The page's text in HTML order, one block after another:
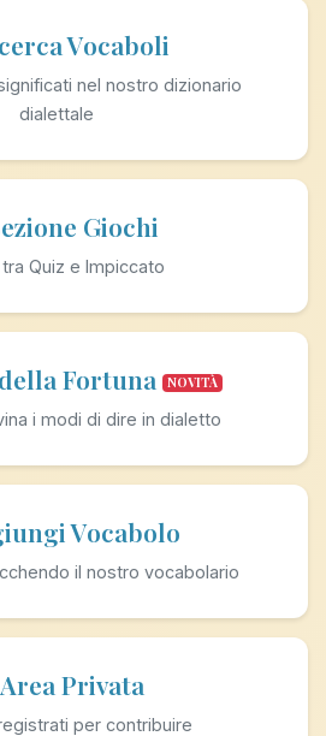
Vocaboli
nel nostro dizionario
dialettale
Giochi
Quiz e Impiccato
Fortuna NOVITÀ
i modi di dire in dialetto
Vocabolo
il nostro vocabolario
Privata
per contribuire